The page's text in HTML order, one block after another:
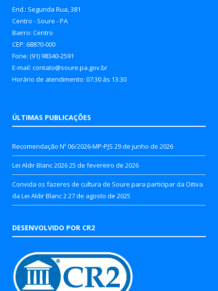
End.: Segunda Rua, 381
Centro - Soure - PA
Bairro: Centro
CEP: 68870-000
Fone: (91) 98340-2591
E-mail: contato@soure.pa.gov.br
Horário de atendimento: 07:30 às 13:30
ÚLTIMAS PUBLICAÇÕES
Recomendação Nº 06/2026-MP-PJS 29 de junho de 2026
Lei Aldir Blanc 202625 de fevereiro de 2026
Convida os fazeres de cultura de Soure para participar da Oitiva
da Lei Aldir Blanc 2 27 de agosto de 2025
DESENVOLVIDO POR CR2